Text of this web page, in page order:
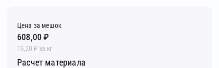
Цена за мешок
608,00 ₽
15,20 ₽ за кг
Расчет материала